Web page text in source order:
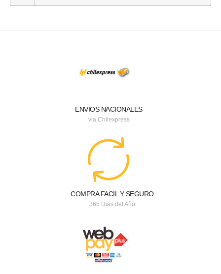
ENVIOS NACIONALES
via Chilexpress
COMPRA FACIL Y SEGURO
365 Dias del Año